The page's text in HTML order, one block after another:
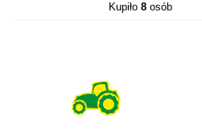
Kupiło 8 osób